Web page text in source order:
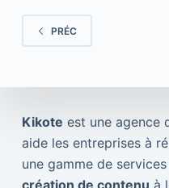
PRÉC
Kikote est une agence
aide les entreprises à
une gamme de